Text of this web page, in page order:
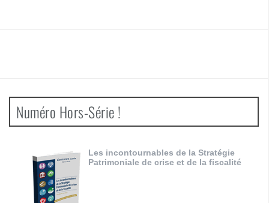
Numéro Hors-Série !
Les incontournables de la Stratégie
Patrimoniale de crise et de la fiscalité